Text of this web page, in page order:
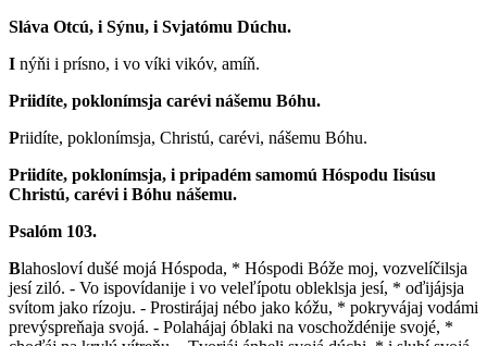
Sláva Otcú, i Sýnu, i Svjatómu Dúchu.
I nýňi i prísno, i vo víki vikóv, amíň.
Priidíte, poklonímsja carévi nášemu Bóhu.
Priidíte, poklonímsja, Christú, carévi, nášemu Bóhu.
Priidíte, poklonímsja, i pripadém samomú Hóspodu Iisúsu
Christú, carévi i Bóhu nášemu.
Psalóm 103.
Blahosloví dušé mojá Hóspoda, * Hóspodi Bóže moj, vozvelíčilsja
jesí ziló. - Vo ispovídanije i vo veleľípotu obleklsja jesí, * oďijájsja
svítom jako rízoju. - Prostirájaj nébo jako kóžu, * pokryvájaj vodámi
prevýspreňaja svojá. - Polahájaj óblaki na voschoždénije svojé, *